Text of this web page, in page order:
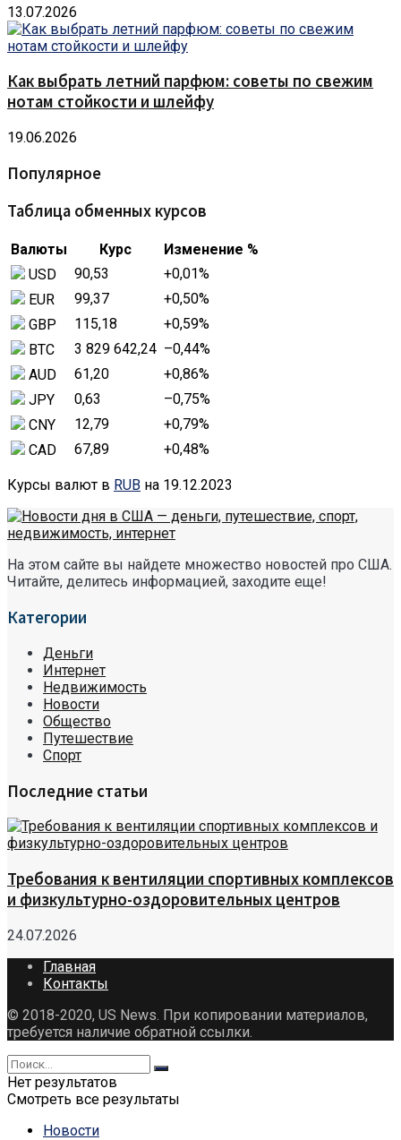
13.07.2026
Как выбрать летний парфюм: советы по свежим
нотам стойкости и шлейфу
19.06.2026
Популярное
Таблица обменных курсов
Валюты Курс
Изменение %
USD
90,53 +0,01%
EUR
99,37 +0,50%
GBP
115,18 +0,59%
BTC
3 829 642,24 –0,44%
AUD
61,20 +0,86%
JPY
0,63 –0,75%
CNY
12,79 +0,79%
CAD
67,89 +0,48%
Курсы валют в RUB на 19.12.2023
На этом сайте вы найдете множество новостей про США.
Читайте, делитесь информацией, заходите еще!
Категории
Деньги
Интернет
Недвижимость
Новости
Общество
Путешествие
Спорт
Последние статьи
Требования к вентиляции спортивных комплексов
и физкультурно-оздоровительных центров
24.07.2026
Главная
Контакты
© 2018-2020, US News. При копировании материалов,
требуется наличие обратной ссылки.
Нет результатов
Смотреть все результаты
Новости